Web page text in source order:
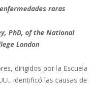
raras
PhD, of the National
London
dirigidos por la Escuela
identificó las causas de